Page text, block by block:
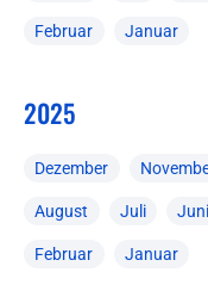
Februar Januar
2025
Dezember
August Juli Juni
Februar Januar